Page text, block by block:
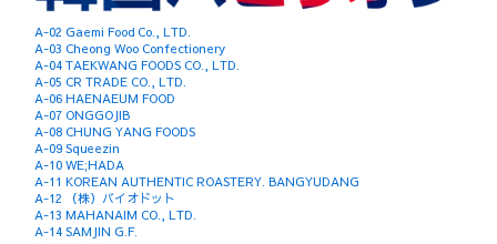
A-02 Gaemi Food Co., LTD.
A-03 Cheong Woo Confectionery
A-04 TAEKWANG FOODS CO., LTD.
A-05 CR TRADE CO., LTD.
A-06 HAENAEUM FOOD
A-07 ONGGOJIB
A-08 CHUNG YANG FOODS
A-09 Squeezin
A-10 WE;HADA
A-11 KOREAN AUTHENTIC ROASTERY. BANGYUDANG
A-12 （株）バイオドット
A-13 MAHANAIM CO., LTD.
A-14 SAMJIN G.F.